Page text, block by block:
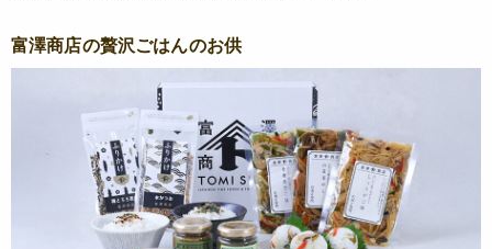
富澤商店の贅沢ごはんのお供